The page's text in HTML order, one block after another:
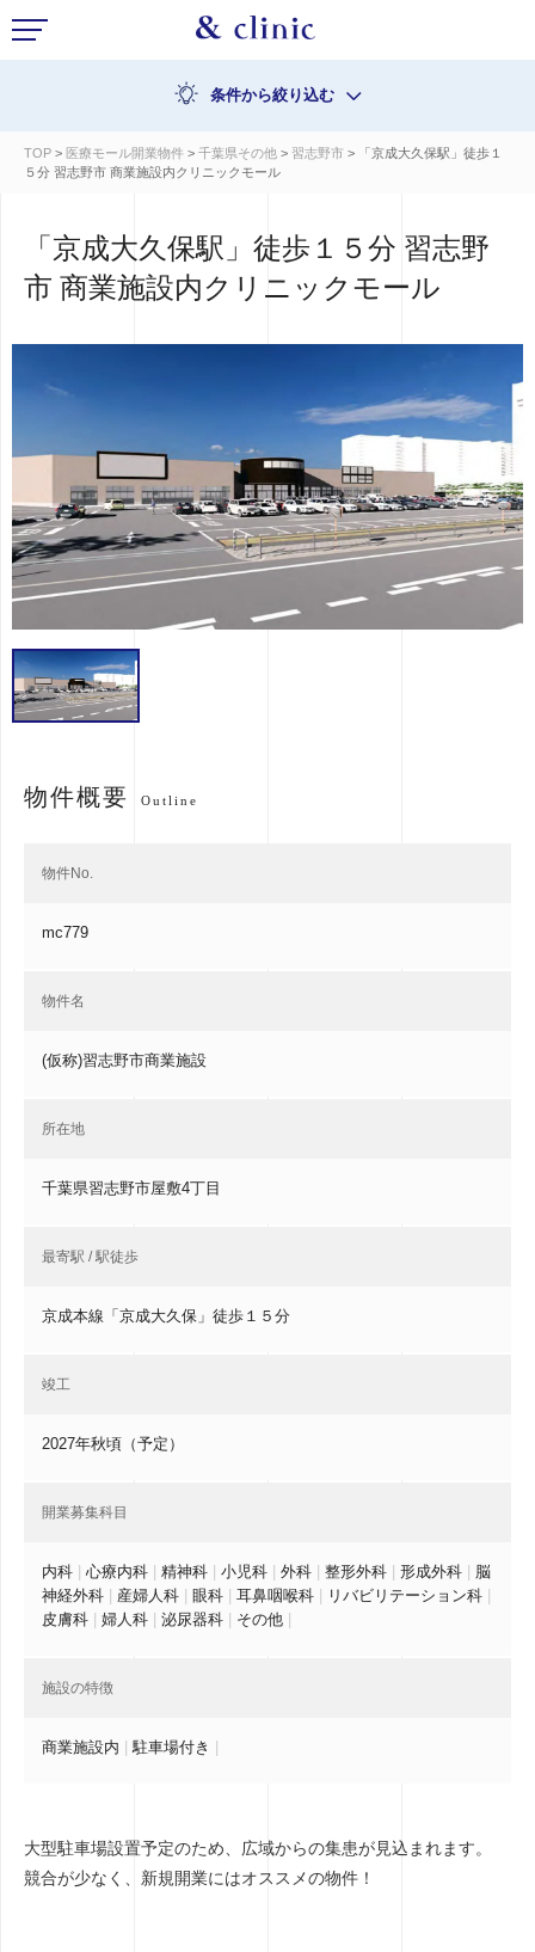
条件から絞り込む
TOP > 医療モール開業物件 > 千葉県その他 > 習志野市 > 「京成大久保駅」徒歩１
５分 習志野市 商業施設内クリニックモール
「京成大久保駅」徒歩１５分 習志野
市 商業施設内クリニックモール
物件概要 Outline
物件No.
mc779
物件名
(仮称)習志野市商業施設
所在地
千葉県習志野市屋敷4丁目
最寄駅 / 駅徒歩
京成本線「京成大久保」徒歩１５分
竣工
2027年秋頃（予定）
開業募集科目
内科 | 心療内科 | 精神科 | 小児科 | 外科 | 整形外科 | 形成外科 | 脳
神経外科 | 産婦人科 | 眼科 | 耳鼻咽喉科 | リバビリテーション科 |
皮膚科 | 婦人科 | 泌尿器科 | その他 |
施設の特徴
商業施設内 | 駐車場付き |
大型駐車場設置予定のため、広域からの集患が見込まれます。
競合が少なく、新規開業にはオススメの物件！